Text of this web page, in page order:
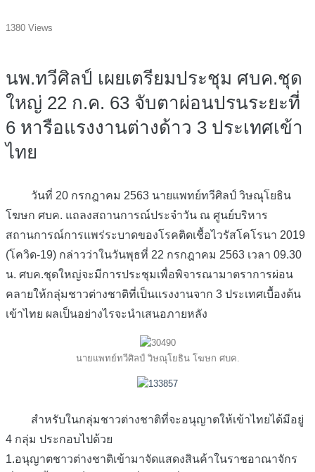
1380 Views
นพ.ทวีศิลป์ เผยเตรียมประชุม ศบค.ชุด
ใหญ่ 22 ก.ค. 63 จับตาผ่อนปรนระยะที่
6 หารือแรงงานต่างด้าว 3 ประเทศเข้า
ไทย
วันที่ 20 กรกฎาคม 2563 นายแพทย์ทวีศิลป์ วิษณุโยธิน
โฆษก ศบค. แถลงสถานการณ์ประจำวัน ณ ศูนย์บริหาร
สถานการณ์การแพร่ระบาดของโรคติดเชื้อไวรัสโคโรนา 2019
(โควิด-19) กล่าวว่าในวันพุธที่ 22 กรกฎาคม 2563 เวลา 09.30
น. ศบค.ชุดใหญ่จะมีการประชุมเพื่อพิจารณามาตราการผ่อน
คลายให้กลุ่มชาวต่างชาติที่เป็นแรงงานจาก 3 ประเทศเบื้องต้น
เข้าไทย ผลเป็นอย่างไรจะนำเสนอภายหลัง
นายแพทย์ทวีศิลป์ วิษณุโยธิน โฆษก ศบค.
สำหรับในกลุ่มชาวต่างชาติที่จะอนุญาตให้เข้าไทยได้มีอยู่
4 กลุ่ม ประกอบไปด้วย
1.อนุญาตชาวต่างชาติเข้ามาจัดแสดงสินค้าในราชอาณาจักร